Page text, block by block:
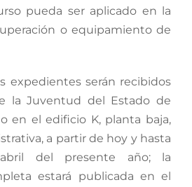
pueda ser aplicado en la
o equipamiento de
expedientes serán recibidos
la Juventud del Estado de
en el edificio K, planta baja,
a partir de hoy y hasta
del presente año; la
estará publicada en el